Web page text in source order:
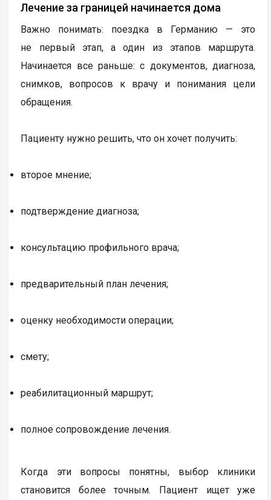
Лечение за границей начинается дома
Важно понимать: поездка в Германию — это
не первый этап, а один из этапов маршрута.
Начинается все раньше: с документов, диагноза,
снимков, вопросов к врачу и понимания цели
обращения.
Пациенту нужно решить, что он хочет получить:
второе мнение;
подтверждение диагноза;
консультацию профильного врача;
предварительный план лечения;
оценку необходимости операции;
смету;
реабилитационный маршрут;
полное сопровождение лечения.
Когда эти вопросы понятны, выбор клиники
становится более точным. Пациент ищет уже